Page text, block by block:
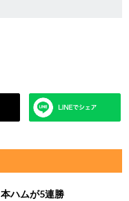
ハムが5連勝